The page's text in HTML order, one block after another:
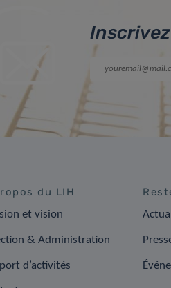
du LIH
et vision
& Administration
d’activités